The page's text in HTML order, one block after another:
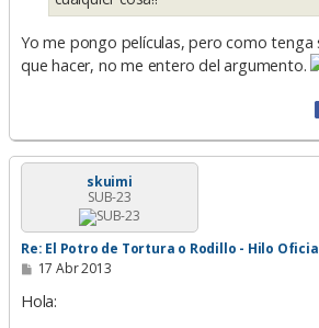
Yo me pongo películas, pero como tenga
que hacer, no me entero del argumento.
skuimi
SUB-23
Re: El Potro de Tortura o Rodillo - Hilo
M
n
s
17 Abr 2013
Hola: